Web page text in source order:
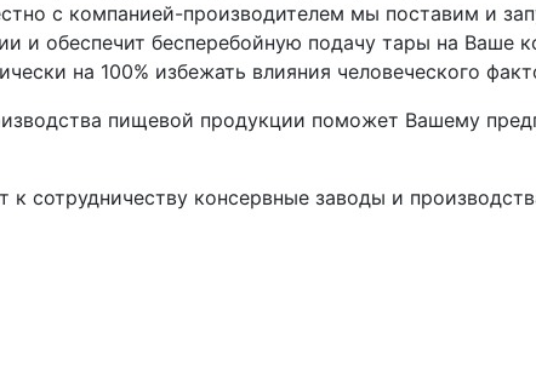
с компанией-производителем мы поставим и
и обеспечит бесперебойную подачу тары на Ваше
на 100% избежать влияния человеческого
пищевой продукции поможет Вашему
сотрудничеству консервные заводы и